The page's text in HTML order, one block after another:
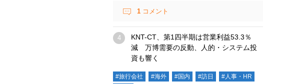
1 コメント
KNT-CT、第1四半期は営業利益53.3％
減 万博需要の反動、人的・システム投
資も響く
#旅行会社 #海外 #国内 #訪日 #人事・HR